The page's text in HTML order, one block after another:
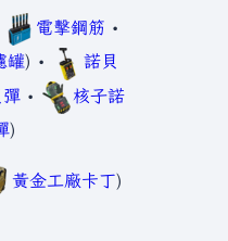
電擊鋼筋 •
罐) •
諾貝
彈 •
核子諾
)
黃金工廠卡丁)